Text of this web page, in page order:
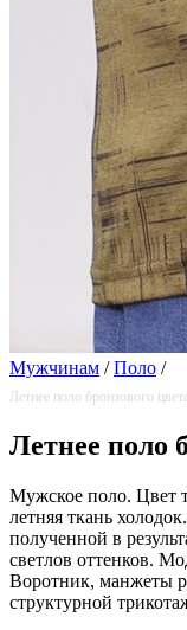
Мужчинам / Поло /
Летнее поло бронзового
Летнее поло
Мужское поло. Цвет
летняя ткань
полученной в
светлов оттенков.
Воротник, манжеты
структурной